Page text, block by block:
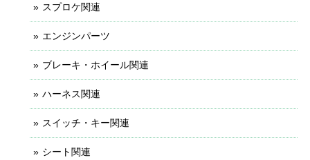
スプロケ関連
エンジンパーツ
ブレーキ・ホイール関連
ハーネス関連
スイッチ・キー関連
シート関連